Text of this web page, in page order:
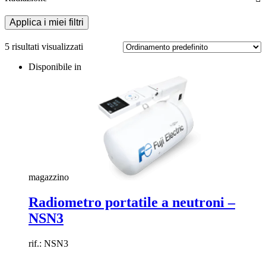
Applica i miei filtri
5 risultati visualizzati
Disponibile in
magazzino
Radiometro portatile a neutroni –
NSN3
rif.: NSN3